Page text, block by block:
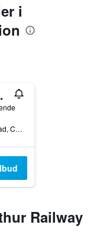
i
15 Old Menangle Road, Campbelltown, NSW, Australia
Railway